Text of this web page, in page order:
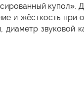
и жёсткость при